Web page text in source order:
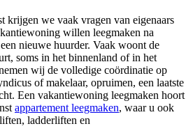
krijgen we vaak vragen van eigenaars
willen leegmaken na
nieuwe huurder. Vaak woont de
soms in het binnenland of in het
wij de volledige coördinatie op
of makelaar, opruimen, een laatste
Een vakantiewoning leegmaken hoort
appartement leegmaken, waar u ook
ladderliften en